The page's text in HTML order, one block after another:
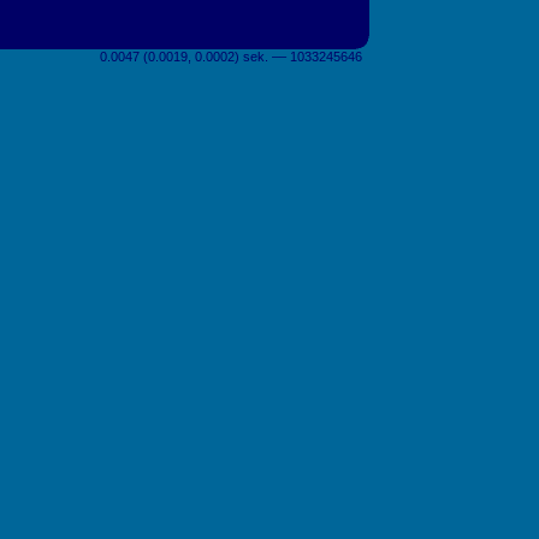
0.0047 (0.0019, 0.0002) sek. –– 1033245646